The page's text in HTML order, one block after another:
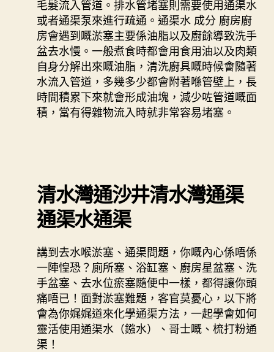
毛髮流入管道。排水管堵塞則需要使用通渠水
或者通渠泵來進行疏通。通渠水 成分 廚房廚
房會遇到嘅淤塞主要係油脂以及廚餘導致洗手
盆去水慢。一般煮食時都會用食用油以及肉類
自身分解出來嘅油脂，清洗廚具嘅時候會隨著
水流入管道，多幾多少都會附著喺管壁上，長
時間積累下來就會形成油塊，減少咗管道嘅面
積，當有得雜物流入時就非常容易堵塞。
清水灣通沙井清水灣通渠
通渠水通渠
講到去水喉淤塞、通渠問題，你嘅內心係唔係
一陣惶恐？廁所塞、浴缸塞、廚房星盆塞、洗
手盆塞、去水位瘀塞隨便中一樣，都得讓你頭
痛唔已！面對淤塞難題，客官莫憂心，以下將
會為你娓娓道來化學通渠方法，一起學會如何
靈活使用通渠水（鏹水）、哥士嘅、梳打粉通
渠！